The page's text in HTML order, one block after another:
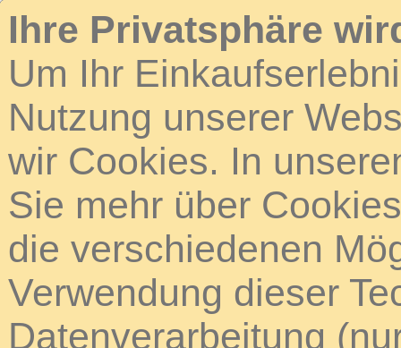
Ihre Privatsphäre
Um Ihr
Nutzung unserer
wir Cookies. In
Sie mehr über
die verschiedenen
Verwendung dieser
Datenverarbeitung